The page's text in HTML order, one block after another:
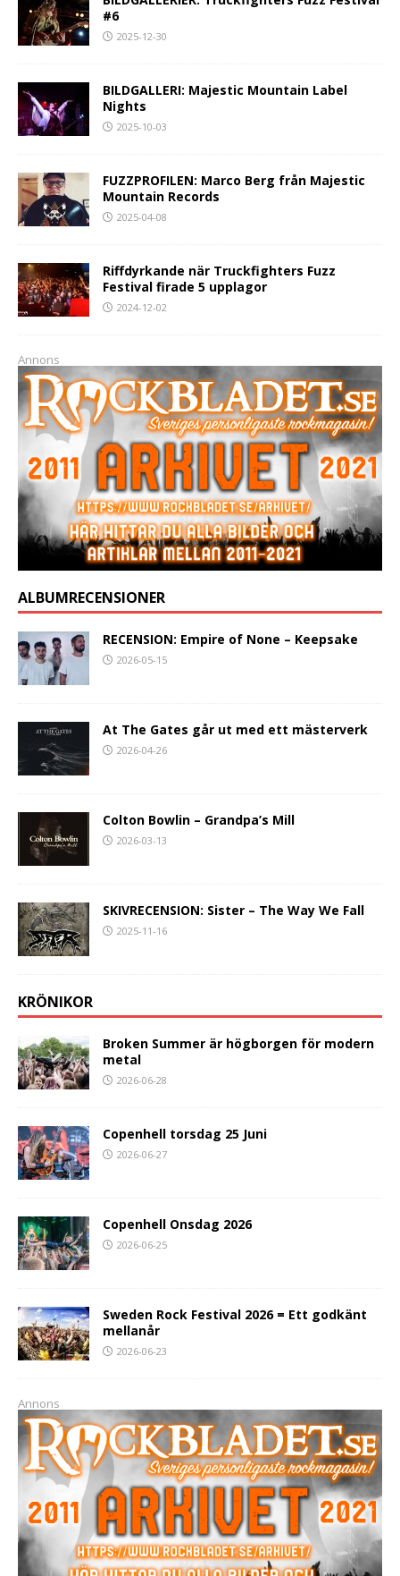
#6
2025-12-30
BILDGALLERI: Majestic Mountain Label
Nights
2025-10-03
FUZZPROFILEN: Marco Berg från Majestic
Mountain Records
2025-04-08
Riffdyrkande när Truckfighters Fuzz
Festival firade 5 upplagor
2024-12-02
Annons
ALBUMRECENSIONER
RECENSION: Empire of None – Keepsake
2026-05-15
At The Gates går ut med ett mästerverk
2026-04-26
Colton Bowlin – Grandpa’s Mill
2026-03-13
SKIVRECENSION: Sister – The Way We Fall
2025-11-16
KRÖNIKOR
Broken Summer är högborgen för modern
metal
2026-06-28
Copenhell torsdag 25 Juni
2026-06-27
Copenhell Onsdag 2026
2026-06-25
Sweden Rock Festival 2026 = Ett godkänt
mellanår
2026-06-23
Annons